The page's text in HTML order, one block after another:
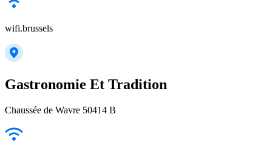
wifi.brussels
Gastronomie Et Tradition
Chaussée de Wavre 50414 B